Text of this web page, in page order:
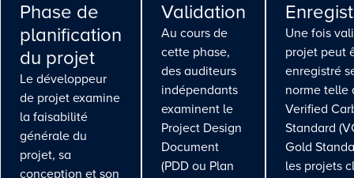
Phase de
planification
du projet
Le développeur
de projet examine
la faisabilité
générale du
projet, sa
conception et son
Validation
Au cours de
cette phase,
des auditeurs
indépendants
examinent le
Project Design
Document
(PDD ou Plan
Une fois
projet peut
enregistré
norme telle
Verified
Standard
Gold
les projets